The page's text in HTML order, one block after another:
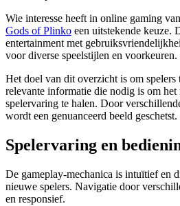
Wie interesse heeft in online gaming
Gods of Plinko een uitstekende keuze.
entertainment met
voor diverse speelstijlen en voorkeuren.
Het doel van dit overzicht is om spelers
relevante informatie die nodig is om
spelervaring te halen. Door
wordt een genuanceerd beeld geschetst.
Spelervaring en
De gameplay-mechanica is intuïtief en
nieuwe spelers. Navigatie door
en responsief.